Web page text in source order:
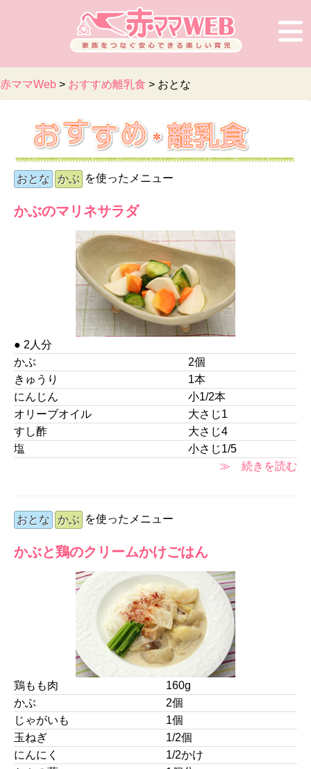
赤ママWeb > おすすめ離乳食 > おとな
おとな かぶ を使ったメニュー
かぶのマリネサラダ
● 2人分
かぶ
2個
きゅうり
1本
にんじん
小1/2本
オリーブオイル
大さじ1
すし酢
大さじ4
塩
小さじ1/5
≫ 続きを読む
おとな かぶ を使ったメニュー
かぶと鶏のクリームかけごはん
鶏もも肉
160g
かぶ
2個
じゃがいも
1個
玉ねぎ
1/2個
にんにく
1/2かけ